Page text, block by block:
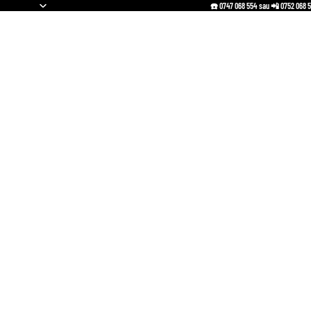
☎️ 0747 068 554 sau 📲 0752 068